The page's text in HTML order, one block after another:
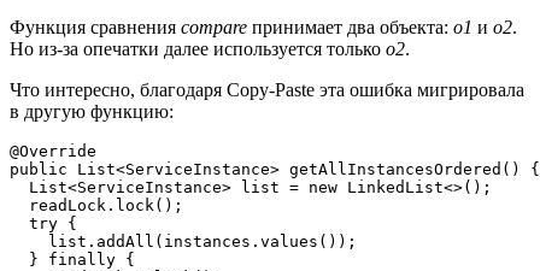
Функция сравнения compare принимает два объекта: o1 и o2.
Но из-за опечатки далее используется только o2.
Что интересно, благодаря Copy-Paste эта ошибка мигрировала
в другую функцию:
@Override
public List<ServiceInstance> getAllInstancesOrdered() {
  List<ServiceInstance> list = new LinkedList<>();
  readLock.lock();
  try {
    list.addAll(instances.values());
  } finally {